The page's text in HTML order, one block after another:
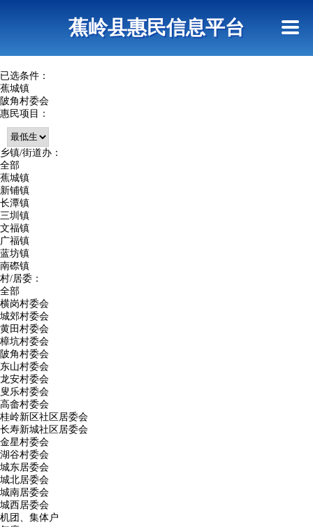
蕉岭县惠民信息平台
已选条件：
蕉城镇
陂角村委会
惠民项目：
乡镇/街道办：
全部
蕉城镇
新铺镇
长潭镇
三圳镇
文福镇
广福镇
蓝坊镇
南磜镇
村/居委：
全部
横岗村委会
城郊村委会
黄田村委会
樟坑村委会
陂角村委会
东山村委会
龙安村委会
叟乐村委会
高畲村委会
桂岭新区社区居委会
长寿新城社区居委会
金星村委会
湖谷村委会
城东居委会
城北居委会
城南居委会
城西居委会
机团、集体户